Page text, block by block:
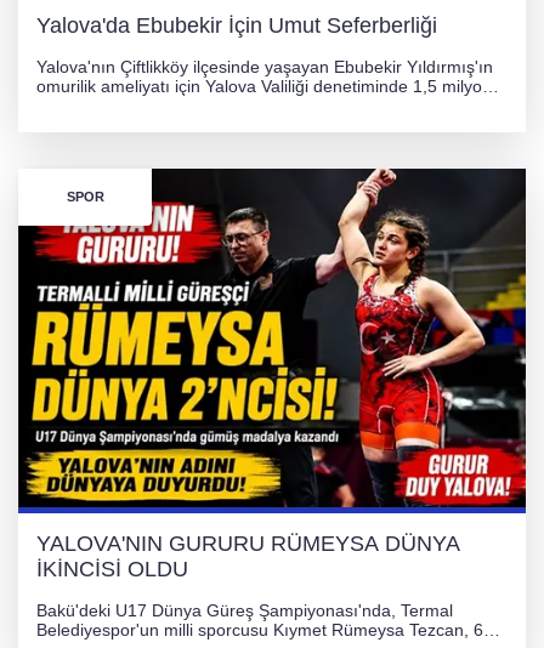
Yalova'da Ebubekir İçin Umut Seferberliği
Yalova'nın Çiftlikköy ilçesinde yaşayan Ebubekir Yıldırmış'ın
omurilik ameliyatı için Yalova Valiliği denetiminde 1,5 milyon
SPOR
YALOVA'NIN GURURU RÜMEYSA DÜNYA
İKİNCİSİ OLDU
Bakü'deki U17 Dünya Güreş Şampiyonası'nda, Termal
Belediyespor'un milli sporcusu Kıymet Rümeysa Tezcan, 69